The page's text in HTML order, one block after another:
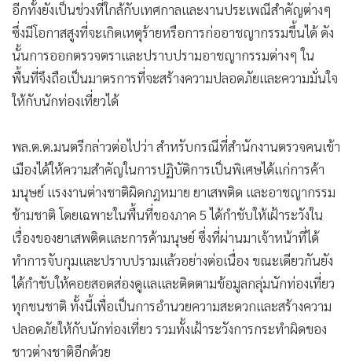
อีกทั้งยังเป็นช่วงที่ใกล้กับเทศกาลและงานประเพณีสำคัญต่างๆ
ซึ่งมีโอกาสสูงที่จะเกิดเหตุร้ายหรือการก่ออาชญากรรมขึ้นได้ ดัง
นั้นการออกตรวจตราและปราบปรามอาชญากรรมต่างๆ ใน
พื้นที่จึงถือเป็นมาตรการที่จะสร้างความปลอดภัยและความมั่นใจ
ให้กับนักท่องเที่ยวได้
พล.ต.ต.มนตรีกล่าวต่อไปว่า สำหรับกรณีที่สำนักงานตรวจคนเข้า
เมืองได้ให้ความสำคัญในการปฏิบัติการเป็นพิเศษได้แก่การค้า
มนุษย์ แรงงานต่างชาติผิดกฎหมาย ยาเสพติด และอาชญากรรม
ข้ามชาติ โดยเฉพาะในพื้นที่ของภาค 5 ได้กำชับให้เฝ้าระวังใน
เรื่องของยาเสพติดและการค้ามนุษย์ ซึ่งที่ผ่านมาเจ้าหน้าที่ได้
ทำการจับกุมและปราบปรามแล้วอย่างต่อเนื่อง ขณะเดียวกันยัง
ได้กำชับให้คอยสอดส่องดูแลและติดตามข้อมูลกลุ่มนักท่องเที่ยว
ทุกชนชาติ ทั้งนี้เพื่อเป็นการอำนวยความสะดวกและสร้างความ
ปลอดภัยให้กับนักท่องเที่ยว รวมทั้งเฝ้าระวังการกระทำผิดของ
ชาวต่างชาติอีกด้วย